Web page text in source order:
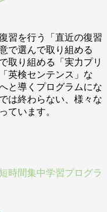
習を行う「直近の復習
で選んで取り組める
取り組める「実力プリ
英検センテンス」な
と導くプログラムにな
は終わらない、様々な
ています。
時間集中学習プログラ
資料請求